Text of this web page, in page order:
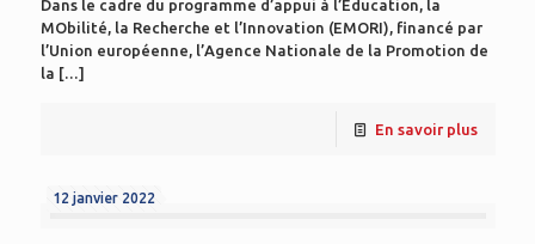
Dans le cadre du programme d’appui à l’Education, la
MObilité, la Recherche et l’Innovation (EMORI), financé par
l’Union européenne, l’Agence Nationale de la Promotion de
la […]
En savoir plus
12 janvier 2022